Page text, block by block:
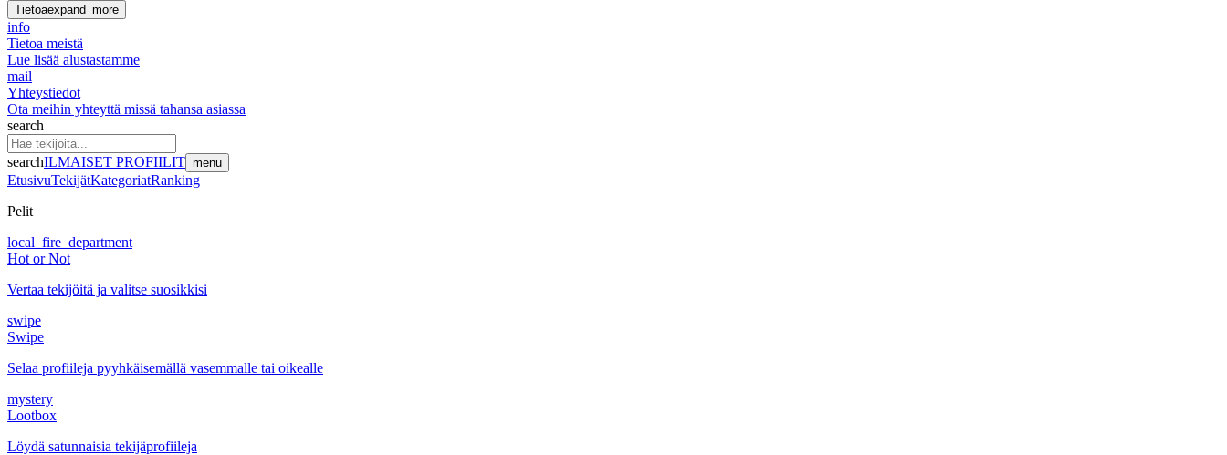
Tietoaexpand_more
info
Tietoa meistä
Lue lisää alustastamme
mail
Yhteystiedot
Ota meihin yhteyttä missä tahansa asiassa
search
searchILMAISET PROFIILIT menu
EtusivuTekijätKategoriatRanking
Pelit
local_fire_department
Hot or Not
Vertaa tekijöitä ja valitse suosikkisi
swipe
Swipe
Selaa profiileja pyyhkäisemällä vasemmalle tai oikealle
mystery
Lootbox
Löydä satunnaisia tekijäprofiileja